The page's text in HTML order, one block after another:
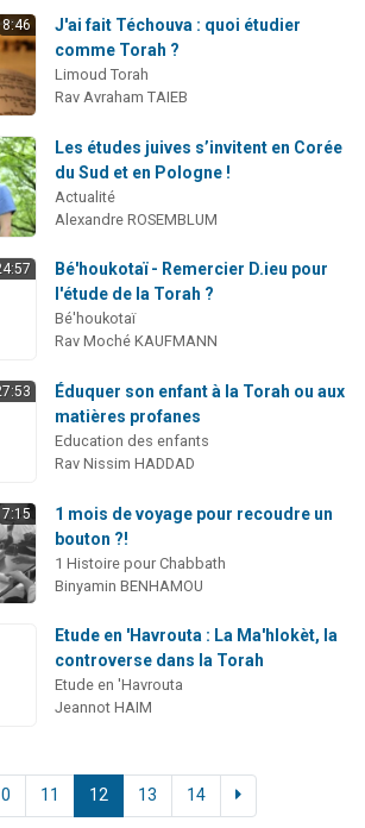
8:46
J'ai fait Téchouva : quoi étudier
comme Torah ?
Limoud Torah
Rav Avraham TAIEB
Les études juives s’invitent en Corée
du Sud et en Pologne !
Actualité
Alexandre ROSEMBLUM
Bé'houkotaï - Remercier D.ieu pour
l'étude de la Torah ?
Bé'houkotaï
Rav Moché KAUFMANN
Éduquer son enfant à la Torah ou aux
matières profanes
Education des enfants
Rav Nissim HADDAD
7:15
1 mois de voyage pour recoudre un
bouton ?!
1 Histoire pour Chabbath
Binyamin BENHAMOU
Etude en 'Havrouta : La Ma'hlokèt, la
controverse dans la Torah
Etude en 'Havrouta
Jeannot HAIM
11 12 13 14